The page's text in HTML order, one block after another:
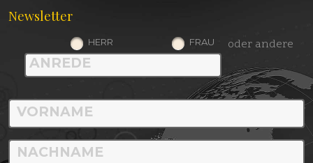
Newsletter
HERR FRAU oder andere